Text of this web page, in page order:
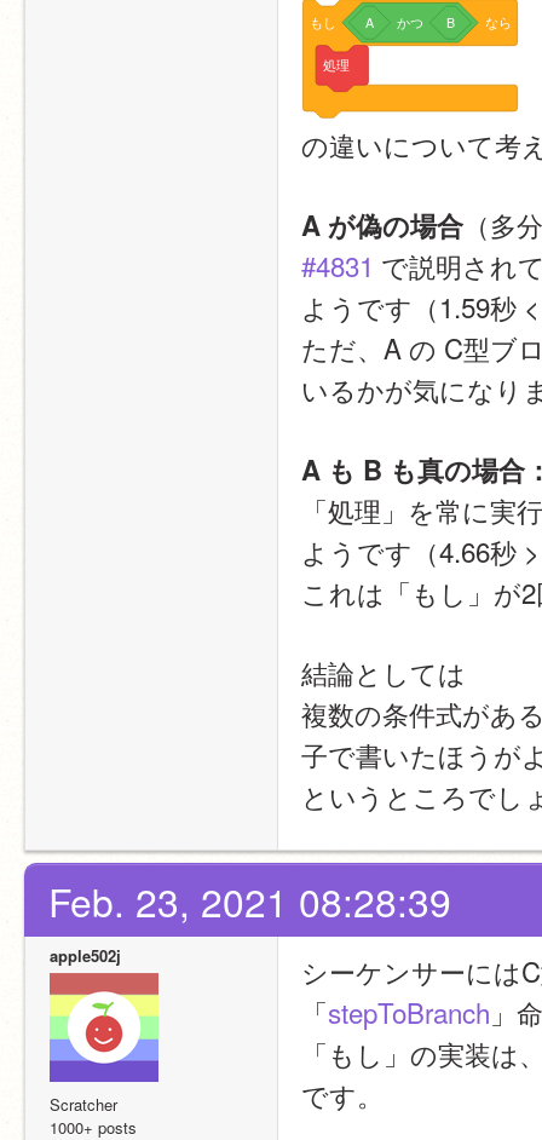
もし A かつ B なら
処理
の違いについて考
A が偽の場合（多
#4831 で説明され
ようです（1.59秒
ただ、A の C型ブ
いるかが気になり
A も B も真の場合
「処理」を常に
ようです（4.66秒
これは「もし」が
結論としては
複数の条件式があ
子で書いたほうが
というところでし
Feb. 23, 2021 08:28:39
apple502j
Scratcher
1000+ posts
シーケンサーには
「stepToBranch 」
「もし」の実装
です。